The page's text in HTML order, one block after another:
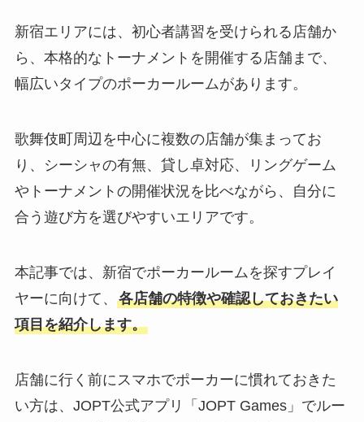
新宿エリアには、初心者講習を受けられる店舗か
ら、本格的なトーナメントを開催する店舗まで、
幅広いタイプのポーカールームがあります。
歌舞伎町周辺を中心に複数の店舗が集まってお
り、シーシャの有無、貸し卓対応、リングゲーム
やトーナメントの開催状況を比べながら、自分に
合う遊び方を選びやすいエリアです。
本記事では、新宿でポーカールームを探すプレイ
ヤーに向けて、 各店舗の特徴や確認しておきたい
項目を紹介します。
店舗に行く前にスマホでポーカーに慣れておきた
い方は、JOPT公式アプリ「JOPT Games」でルー